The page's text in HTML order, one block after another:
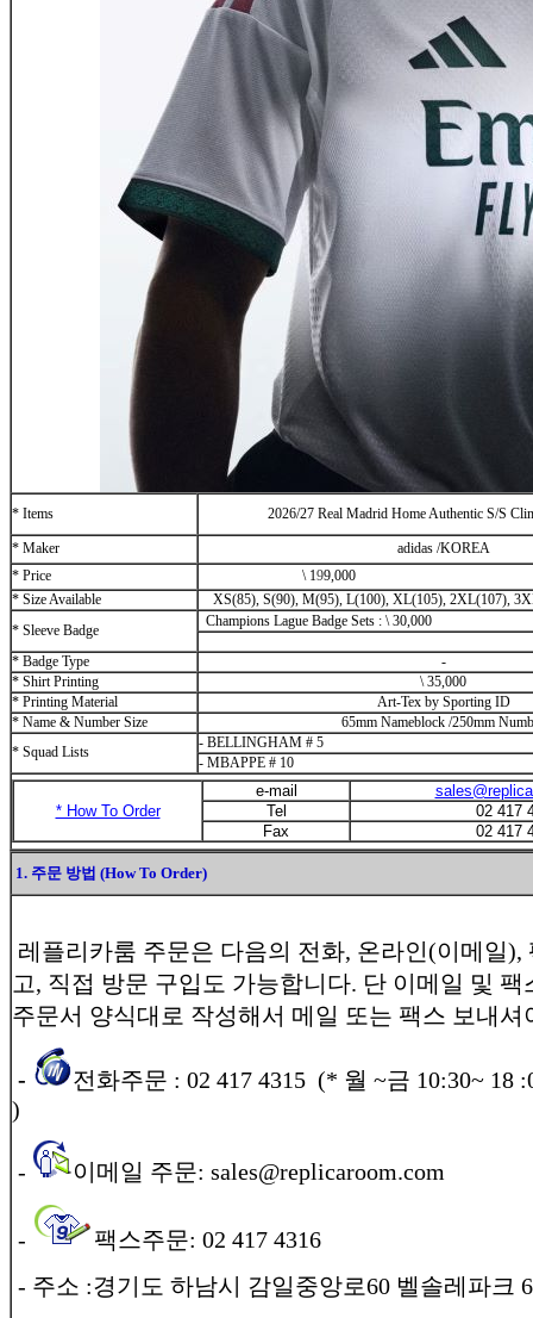
* Items 2026/27 Real Madrid Home Authentic S/S
* Maker
adidas /KOREA
* Price
\199,000
* Size Available
XS(85), S(90), M(95), L(100), XL(105), 2XL(107),
* Sleeve Badge
Champions Lague Badge Sets : \ 30,000
* Badge Type
-
* Shirt Printing
\35,000
* Printing Material
Art-Tex by Sporting ID
* Name & Number Size
65mm Nameblock /250mm
* Squad Lists
- BELLINGHAM # 5
- MBAPPE # 10
* How To Order
e-mail
Tel
02 417
Fax
02 417
1. 주문 방법 (How To Order)
레플리카룸 주문은 다음의 전화, 온라인(이메일),
고, 직접 방문 구입도 가능합니다. 단 이메일 및
주문서 양식대로 작성해서 메일 또는 팩스 보내셔
-
전화주문 : 02 417 4315 (* 월 ~금 10:30~ 18
)
- 이메일 주문: sales@replicaroom.com
-
팩스주문: 02 417 4316
- 주소 :경기도 하남시 감일중앙로60 벨솔레파크